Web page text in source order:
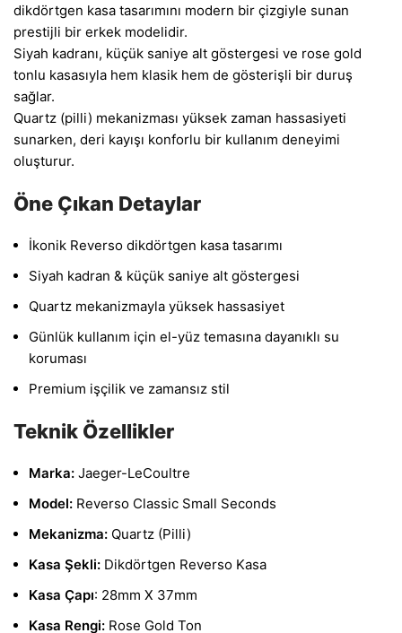
dikdörtgen kasa tasarımını modern bir çizgiyle sunan
prestijli bir erkek modelidir.
Siyah kadranı, küçük saniye alt göstergesi ve rose gold
tonlu kasasıyla hem klasik hem de gösterişli bir duruş
sağlar.
Quartz (pilli) mekanizması yüksek zaman hassasiyeti
sunarken, deri kayışı konforlu bir kullanım deneyimi
oluşturur.
Öne Çıkan Detaylar
İkonik Reverso dikdörtgen kasa tasarımı
Siyah kadran & küçük saniye alt göstergesi
Quartz mekanizmayla yüksek hassasiyet
Günlük kullanım için el-yüz temasına dayanıklı su
koruması
Premium işçilik ve zamansız stil
Teknik Özellikler
Marka: Jaeger-LeCoultre
Model: Reverso Classic Small Seconds
Mekanizma: Quartz (Pilli)
Kasa Şekli: Dikdörtgen Reverso Kasa
Kasa Çapı: 28mm X 37mm
Kasa Rengi: Rose Gold Ton